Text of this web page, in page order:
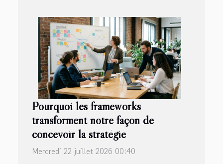
Pourquoi les frameworks
transforment notre façon de
concevoir la stratégie
Mercredi 22 juillet 2026 00:40